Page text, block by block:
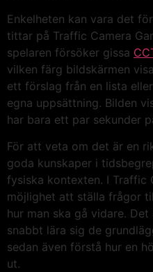
Enkelheten kan vara det
tittar på Traffic Camera
spelaren försöker gissa
vilken färg bildskärmen
ett förslag från en lista
egna uppsättning. Bilden
har bara ett par sekunder
För att veta om det är en
goda kunskaper i
fysiska kontexten. I Traffic
möjlighet att ställa frågor
hur man ska gå vidare.
snabbt lära sig de
sedan även förstå hur en
ut.